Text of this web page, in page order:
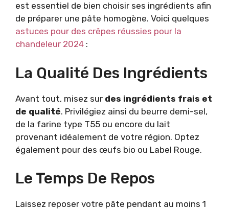
est essentiel de bien choisir ses ingrédients afin
de préparer une pâte homogène. Voici quelques
astuces pour des crêpes réussies pour la
chandeleur 2024 :
La Qualité Des Ingrédients
Avant tout, misez sur des ingrédients frais et
de qualité. Privilégiez ainsi du beurre demi-sel,
de la farine type T55 ou encore du lait
provenant idéalement de votre région. Optez
également pour des œufs bio ou Label Rouge.
Le Temps De Repos
Laissez reposer votre pâte pendant au moins 1